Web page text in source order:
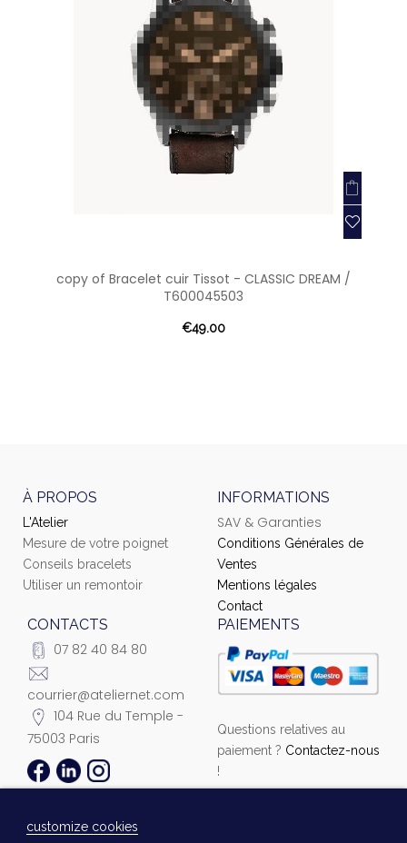
copy of Bracelet cuir Tissot - CLASSIC DREAM /
T600045503
€49.00
À PROPOS
L'Atelier
Mesure de votre poignet
Conseils bracelets
Utiliser un remontoir
INFORMATIONS
SAV & Garanties
Conditions Générales de
Ventes
Mentions légales
Contact
CONTACTS
07 82 40 84 80
courrier@ateliernet.com
104 Rue du Temple -
75003 Paris
PAIEMENTS
Questions relatives au
paiement ? Contactez-nous
!
customize cookies